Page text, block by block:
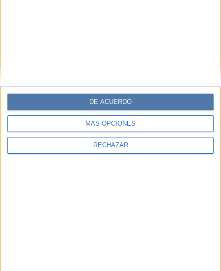
MÁS OPCIONES
RECHAZAR
DE ACUERDO